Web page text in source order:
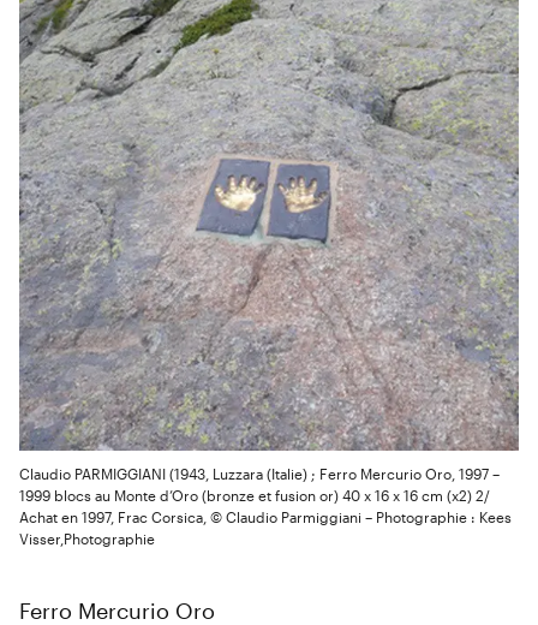
Claudio PARMIGGIANI (1943, Luzzara (Italie) ; Ferro Mercurio Oro, 1997 –
1999 blocs au Monte d’Oro (bronze et fusion or) 40 x 16 x 16 cm (x2) 2/
Achat en 1997, Frac Corsica, © Claudio Parmiggiani – Photographie : Kees
Visser,Photographie
Ferro Mercurio Oro